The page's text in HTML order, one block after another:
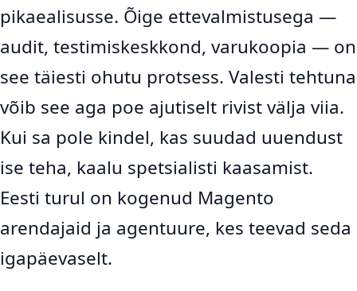
pikaealisusse. Õige ettevalmistusega —
audit, testimiskeskkond, varukoopia — on
see täiesti ohutu protsess. Valesti tehtuna
võib see aga poe ajutiselt rivist välja viia.
Kui sa pole kindel, kas suudad uuendust
ise teha, kaalu spetsialisti kaasamist.
Eesti turul on kogenud Magento
arendajaid ja agentuure, kes teevad seda
igapäevaselt.